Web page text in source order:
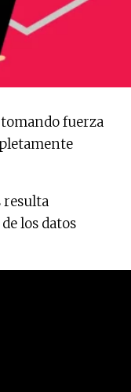
fuerza
resulta
los datos